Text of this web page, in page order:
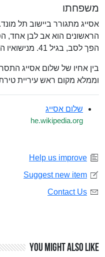
משפחתו
אסייג מתגורר ביישוב תל
הפך לסב, בגיל 41. מנישואיו השניים, נולדו לו בת ובן.
בין אחיו של שלום אסייג
וממלא מקום ראש עיריית
שלום אסייג
he.wikipedia.org
Help us improve
Suggest new item
Contact Us
You might also like